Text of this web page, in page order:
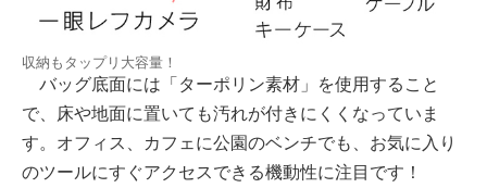
収納もタップリ大容量！
バッグ底面には「ターポリン素材」を使用すること
で、床や地面に置いても汚れが付きにくくなっていま
す。オフィス、カフェに公園のベンチでも、お気に入り
のツールにすぐアクセスできる機動性に注目です！